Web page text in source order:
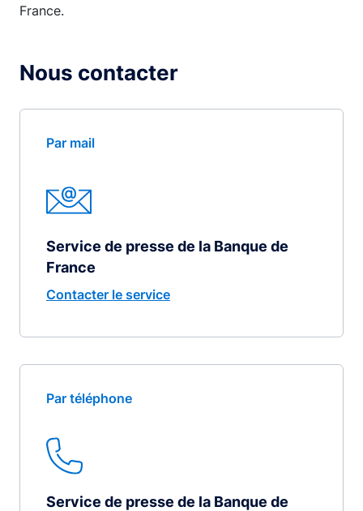
France.
Nous contacter
Par mail
Service de presse de la Banque de
France
Contacter le service
Par téléphone
Service de presse de la Banque de